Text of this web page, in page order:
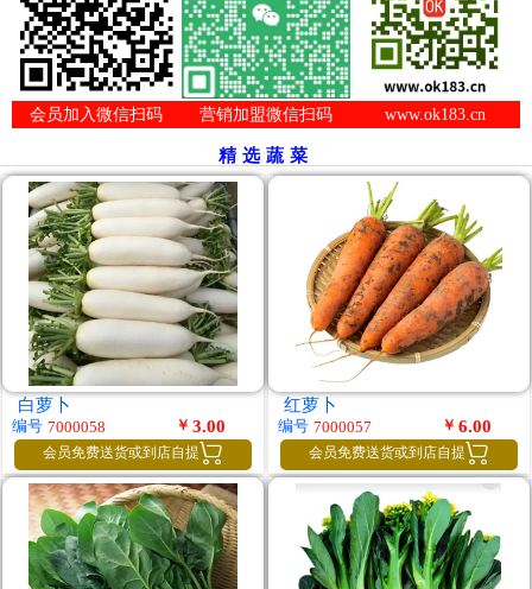
会员加入微信扫码 营销加盟微信扫码 www.ok183.cn
精选蔬菜
白萝卜
编号 7000058 ￥ 3.00
会员免费送货或到店自提 
红萝卜
编号 7000057 ￥ 6.00
会员免费送货或到店自提 